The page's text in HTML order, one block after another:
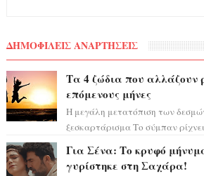
ΔΗΜΟΦΙΛΕΙΣ ΑΝΑΡΤΗΣΕΙΣ
Τα 4 ζώδια που αλλάζουν
επόμενους μήνες
Η μεγάλη μετατόπιση των
ξεσκαρτάρισμα Το σύμπαν
Για Σένα: Το κρυφό
γυρίστηκε στη Σαχάρα!